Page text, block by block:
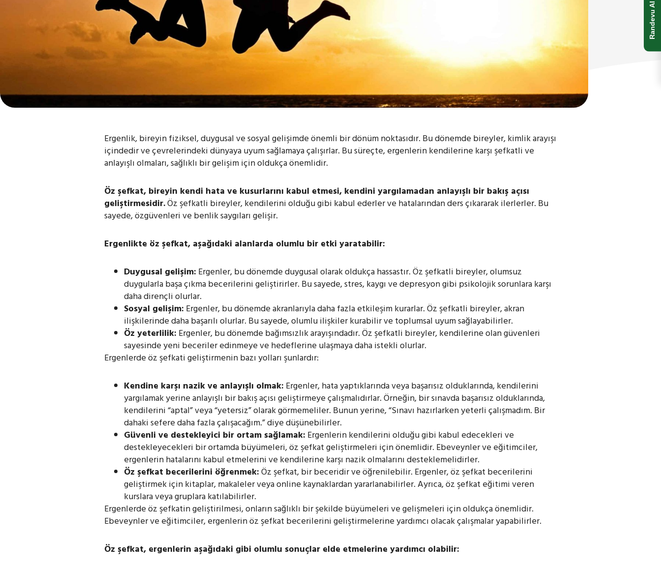
Ergenlik, bireyin fiziksel, duygusal ve sosyal gelişimde önemli bir dönüm noktasıdır. Bu dönemde bireyler, kimlik arayışı
içindedir ve çevrelerindeki dünyaya uyum sağlamaya çalışırlar. Bu süreçte, ergenlerin kendilerine karşı şefkatli ve
anlayışlı olmaları, sağlıklı bir gelişim için oldukça önemlidir.
Öz şefkat, bireyin kendi hata ve kusurlarını kabul etmesi, kendini yargılamadan anlayışlı bir bakış açısı
geliştirmesidir.Öz şefkatli bireyler, kendilerini olduğu gibi kabul ederler ve hatalarından ders çıkararak ilerlerler. Bu
sayede, özgüvenleri ve benlik saygıları gelişir.
Ergenlikte öz şefkat, aşağıdaki alanlarda olumlu bir etki yaratabilir:
Duygusal gelişim: Ergenler, bu dönemde duygusal olarak oldukça hassastır. Öz şefkatli bireyler, olumsuz
duygularla başa çıkma becerilerini geliştirirler. Bu sayede, stres, kaygı ve depresyon gibi psikolojik sorunlara karşı
daha dirençli olurlar.
Sosyal gelişim: Ergenler, bu dönemde akranlarıyla daha fazla etkileşim kurarlar. Öz şefkatli bireyler, akran
ilişkilerinde daha başarılı olurlar. Bu sayede, olumlu ilişkiler kurabilir ve toplumsal uyum sağlayabilirler.
Öz yeterlilik: Ergenler, bu dönemde bağımsızlık arayışındadır. Öz şefkatli bireyler, kendilerine olan güvenleri
sayesinde yeni beceriler edinmeye ve hedeflerine ulaşmaya daha istekli olurlar.
Ergenlerde öz şefkati geliştirmenin bazı yolları şunlardır:
Kendine karşı nazik ve anlayışlı olmak: Ergenler, hata yaptıklarında veya başarısız olduklarında, kendilerini
yargılamak yerine anlayışlı bir bakış açısı geliştirmeye çalışmalıdırlar. Örneğin, bir sınavda başarısız olduklarında,
kendilerini “aptal” veya “yetersiz” olarak görmemeliler. Bunun yerine, “Sınavı hazırlarken yeterli çalışmadım. Bir
dahaki sefere daha fazla çalışacağım.” diye düşünebilirler.
Güvenli ve destekleyici bir ortam sağlamak: Ergenlerin kendilerini olduğu gibi kabul edecekleri ve
destekleyecekleri bir ortamda büyümeleri, öz şefkat geliştirmeleri için önemlidir. Ebeveynler ve eğitimciler,
ergenlerin hatalarını kabul etmelerini ve kendilerine karşı nazik olmalarını desteklemelidirler.
Öz şefkat becerilerini öğrenmek:Öz şefkat, bir beceridir ve öğrenilebilir. Ergenler, öz şefkat becerilerini
geliştirmek için kitaplar, makaleler veya online kaynaklardan yararlanabilirler. Ayrıca, öz şefkat eğitimi veren
kurslara veya gruplara katılabilirler.
Ergenlerde öz şefkatin geliştirilmesi, onların sağlıklı bir şekilde büyümeleri ve gelişmeleri için oldukça önemlidir.
Ebeveynler ve eğitimciler, ergenlerin öz şefkat becerilerini geliştirmelerine yardımcı olacak çalışmalar yapabilirler.
Öz şefkat, ergenlerin aşağıdaki gibi olumlu sonuçlar elde etmelerine yardımcı olabilir:
Randevu Al